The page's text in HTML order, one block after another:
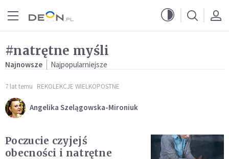
#natrętne myśli
Najnowsze Najpopularniejsze
7 lat temu REKOLEKCJE WIELKOPOSTNE
Angelika Szelągowska-Mironiuk
Poczucie czyjejś
obecności i natrętne